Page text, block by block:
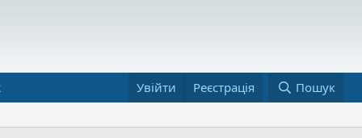
Увійти Реєстрація Пошук